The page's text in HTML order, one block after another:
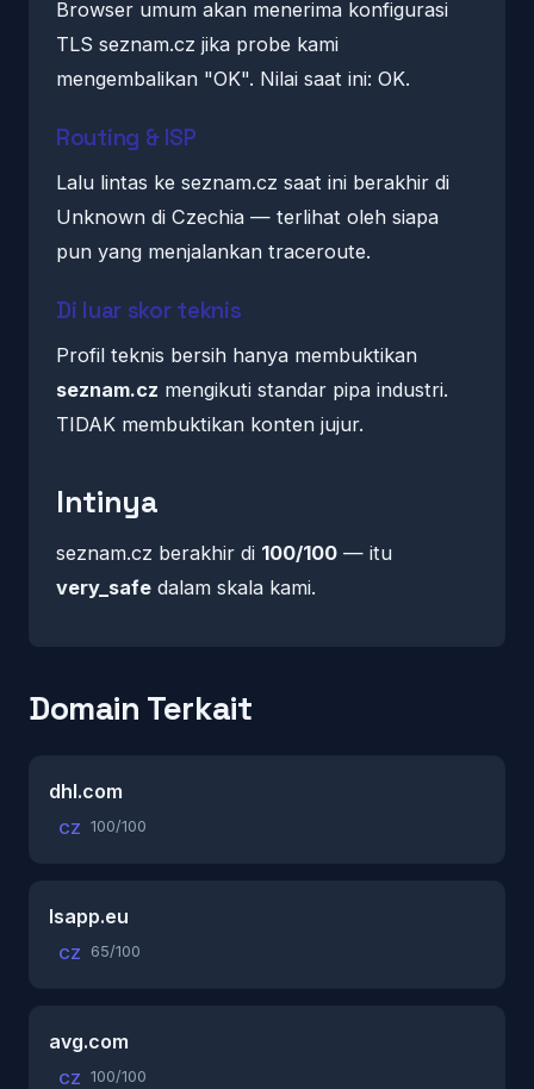
Browser umum akan menerima konfigurasi
TLS seznam.cz jika probe kami
mengembalikan "OK". Nilai saat ini: OK.
Routing & ISP
Lalu lintas ke seznam.cz saat ini berakhir di
Unknown di Czechia — terlihat oleh siapa
pun yang menjalankan traceroute.
Di luar skor teknis
Profil teknis bersih hanya membuktikan
seznam.cz mengikuti standar pipa industri.
TIDAK membuktikan konten jujur.
Intinya
seznam.cz berakhir di 100/100 — itu
very_safe dalam skala kami.
Domain Terkait
dhl.com
CZ 100/100
lsapp.eu
CZ 65/100
avg.com
CZ 100/100